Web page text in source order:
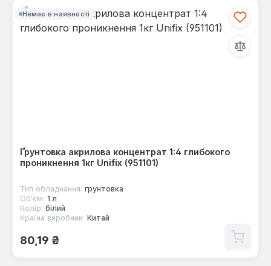
Немає в наявності
Ґрунтовка акрилова концентрат 1:4 глибокого
проникнення 1кг Unifix (951101)
Тип обладнання: грунтовка
Об'єм: 1 л
Колір: білий
Країна виробник: Китай
Звичайна ціна:
80,19 ₴